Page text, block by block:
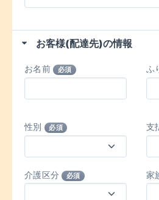
お客様(配達先)の情報
お名前 必須 ふ
性別 必須 支
介護区分 必須 家